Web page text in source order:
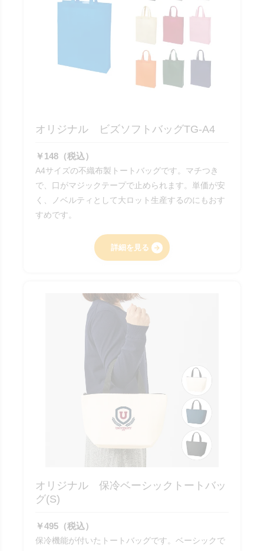
オリジナル ビズソフトバッグTG-A4
￥148（税込）
A4サイズの不織布製トートバッグです。マチつき
で、口がマジックテープで止められます。単価が安
く、ノベルティとして大ロット生産するのにもおす
すめです。
詳細を見る
オリジナル 保冷ベーシックトートバッ
グ(S)
￥495（税込）
保冷機能が付いたトートバッグです。ベーシックで